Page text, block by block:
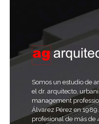
Somos un estudio de
el dr. arquitecto,
management
Álvarez Pérez en
profesional de más de